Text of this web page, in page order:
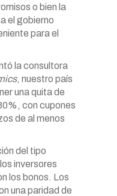
o bien la
el gobierno
para el
la consultora
, nuestro país
una quita de
con cupones
de al menos
del tipo
inversores
los bonos. Los
una paridad de